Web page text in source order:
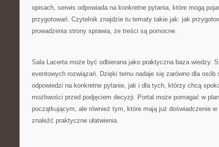
opisach, serwis odpowiada na konkretne pytania, które mogą
przygotowań. Czytelnik znajdzie tu tematy takie jak: jak
prowadzenia strony sprawia, że treści są pomocne.
Sala Lacerta może być odbierana jako praktyczna baza wiedzy.
eventowych rozwiązań. Dzięki temu nadaje się zarówno dla
odpowiedzi na konkretne pytanie, jak i dla tych, którzy chcą
możliwości przed podjęciem decyzji. Portal może pomagać w
początkującym, ale również tym, które mają już doświadczenie
znaleźć praktyczne ułatwienia.